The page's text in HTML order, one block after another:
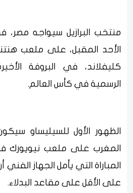
منتخب البرازيل سيواجه مصر،
الأحد المقبل، على ملعب
كليفلاند، في البروفة
الرسمية في كأس العالم.
المغرب على ملعب
المباراة التي يأمل الجهاز الفني
على الأقل على مقاعد البدلاء.